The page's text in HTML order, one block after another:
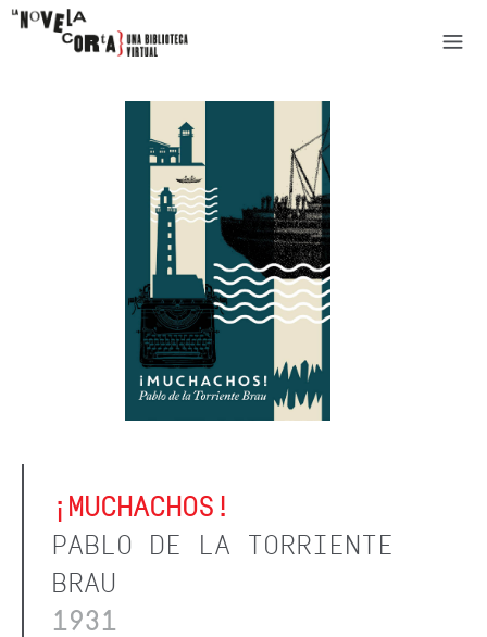
¡MUCHACHOS!
PABLO DE LA TORRIENTE
BRAU
1931